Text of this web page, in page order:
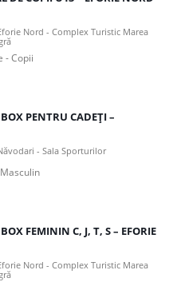
Nord - Complex Turistic Marea
- Copii
PENTRU CADEȚI –
- Sala Sporturilor
FEMININ C, J, T, S – EFORIE
Nord - Complex Turistic Marea